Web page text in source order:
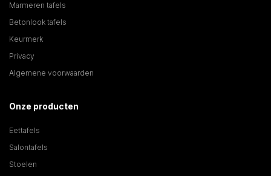
Marmeren tafels
Betonlook tafels
Keurmerk
Privacy
Algemene voorwaarden
Onze producten
Eettafels
Salontafels
Stoelen